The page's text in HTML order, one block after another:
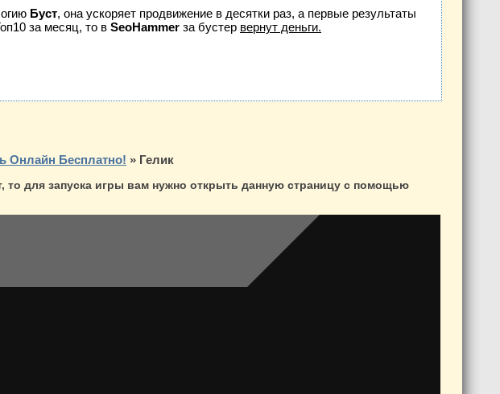
Буст, она ускоряет продвижение в десятки раз, а первые результаты
за месяц, то в SeoHammer за бустер вернут деньги.
Онлайн Бесплатно! » Гелик
для запуска игры вам нужно открыть данную страницу с помощью